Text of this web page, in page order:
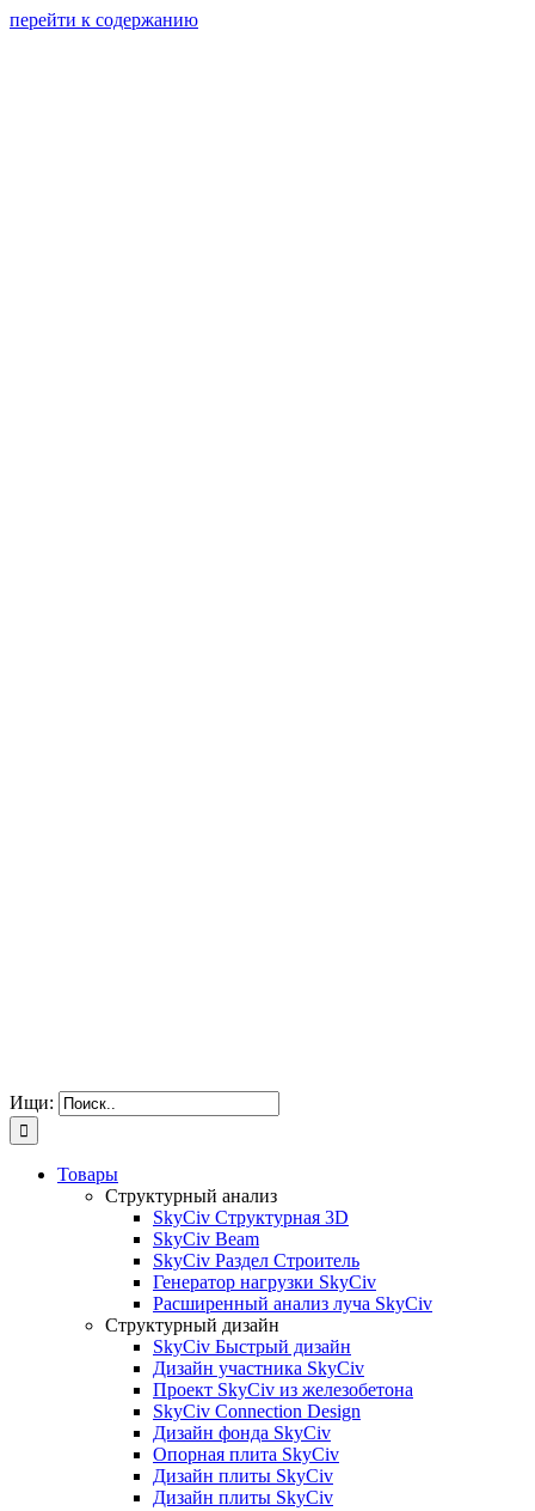
перейти к содержанию
Ищи:
Товары
Структурный анализ
SkyCiv Структурная 3D
SkyCiv Beam
SkyCiv Раздел Строитель
Генератор нагрузки SkyCiv
Расширенный анализ луча SkyCiv
Структурный дизайн
SkyCiv Быстрый дизайн
Дизайн участника SkyCiv
Проект SkyCiv из железобетона
SkyCiv Connection Design
Дизайн фонда SkyCiv
Опорная плита SkyCiv
Дизайн плиты SkyCiv
Дизайн плиты SkyCiv